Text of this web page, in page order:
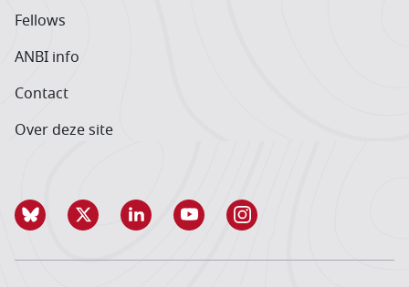
Fellows
ANBI info
Contact
Over deze site